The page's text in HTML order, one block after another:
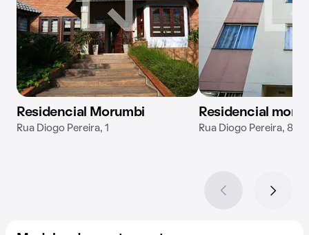
Residencial Morumbi
Rua Diogo Pereira, 1
Residencial
Rua Diogo Pereira, 89